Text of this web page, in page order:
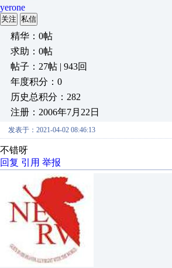
yerone
关注 私信
精华：0帖
求助：0帖
帖子：27帖 | 943回
年度积分：0
历史总积分：282
注册：2006年7月22日
发表于：2021-04-02 08:46:13
不错呀
回复 引用 举报